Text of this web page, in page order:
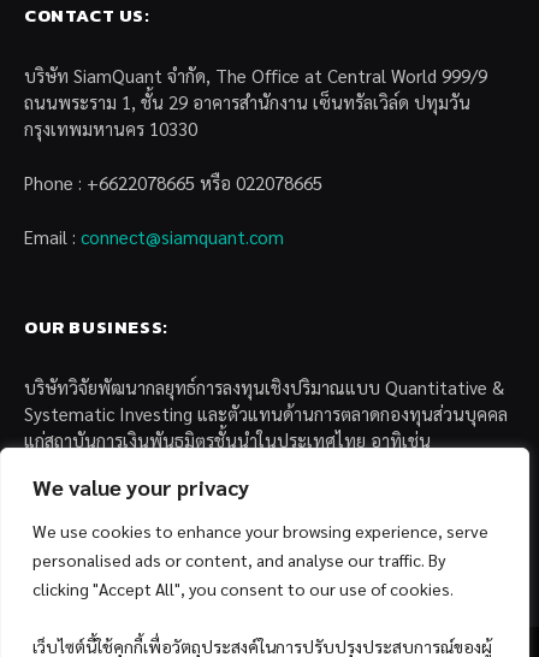
We value your privacy
We use cookies to enhance your browsing experience, serve
personalised ads or content, and analyse our traffic. By
clicking "Accept All", you consent to our use of cookies.
เว็บไซต์นี้ใช้คุกกี้เพื่อวัตถุประสงค์ในการปรับปรุงประสบการณ์ของผู้
CONTACT US:
บริษัท SiamQuant จำกัด, The Office at Central World 999/9
ถนนพระราม 1, ชั้น 29 อาคารสำนักงาน เซ็นทรัลเวิล์ด ปทุมวัน
กรุงเทพมหานคร 10330
Phone : +6622078665 หรือ 022078665
Email : connect@siamquant.com
OUR BUSINESS:
บริษัทวิจัยพัฒนากลยุทธ์การลงทุนเชิงปริมาณแบบ Quantitative &
Systematic Investing และตัวแทนด้านการตลาดกองทุนส่วนบุคคล
แก่สถาบันการเงินพันธมิตรชั้นนำในประเทศไทย อาทิเช่น
– บล. กรุงไทย เอ็กซ์สปริง จำกัด
– บล. ฟิลลิป (ประเทศไทย) จำกัด (มหาชน)